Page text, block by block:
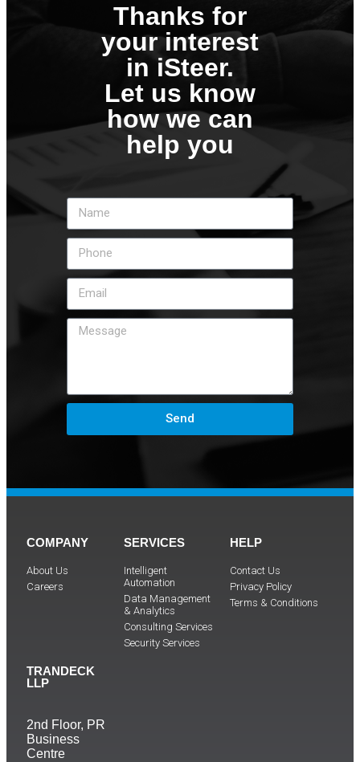
Thanks for
your interest
in iSteer.
Let us know
how we can
help you
Send
COMPANY
About Us
Careers
SERVICES
Intelligent
Automation
Data Management
& Analytics
Consulting Services
Security Services
HELP
Contact Us
Privacy Policy
Terms & Conditions
TRANDECK
LLP
2nd Floor, PR
Business
Centre